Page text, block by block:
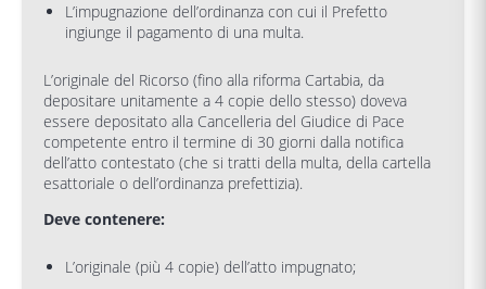
L’impugnazione dell’ordinanza con cui il Prefetto
ingiunge il pagamento di una multa.
L’originale del Ricorso (fino alla riforma Cartabia, da
depositare unitamente a 4 copie dello stesso) doveva
essere depositato alla Cancelleria del Giudice di Pace
competente entro il termine di 30 giorni dalla notifica
dell’atto contestato (che si tratti della multa, della cartella
esattoriale o dell’ordinanza prefettizia).
Deve contenere:
L’originale (più 4 copie) dell’atto impugnato;